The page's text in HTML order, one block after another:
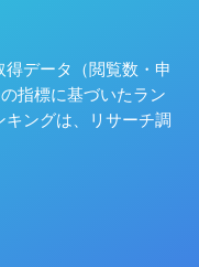
データ（閲覧数・申
指標に基づいたラン
ングは、リサーチ調